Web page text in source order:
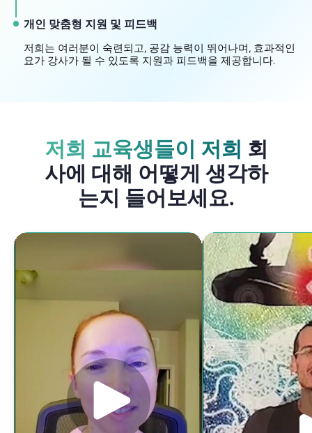
개인 맞춤형 지원 및 피드백
저희는 여러분이 숙련되고, 공감 능력이 뛰어나며, 효과적인
요가 강사가 될 수 있도록 지원과 피드백을 제공합니다.
저희 교육생들이 저희 회
사에 대해 어떻게 생각하
는지 들어보세요.